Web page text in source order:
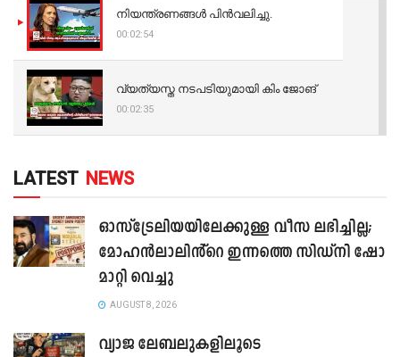
നിയന്ത്രണങ്ങള്‍ പിന്‍വലിച്ചു.
00:02:54
വ്യത്യസ്ത നടപടിയുമായി കിം ജോങ്
00:02:35
LATEST NEWS
ഓസ്‌ട്രേലിയയിലേക്കുള്ള വീസ ലഭിച്ചില്ല;
മോഹൻലാലിൻ്റെ ഇന്നത്തെ സിഡ്നി ഷോ
മാറ്റി വെച്ചു
AUGUST 8, 2026
വ്യാജ ലേബലുകളിലൂടെ